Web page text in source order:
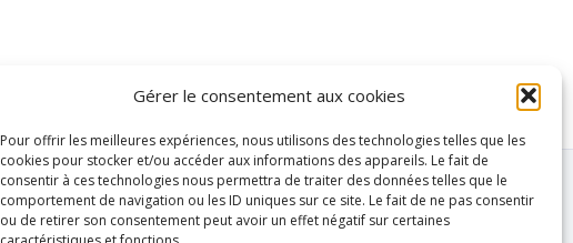
Gérer le consentement aux cookies
Pour offrir les meilleures expériences, nous utilisons des technologies telles que les
cookies pour stocker et/ou accéder aux informations des appareils. Le fait de
consentir à ces technologies nous permettra de traiter des données telles que le
comportement de navigation ou les ID uniques sur ce site. Le fait de ne pas consentir
ou de retirer son consentement peut avoir un effet négatif sur certaines